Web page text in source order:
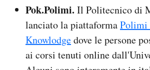
Pok.Polimi. Il Politecnico di
lanciato la piattaformaPolimi
Knowlodgedove le persone
ai corsi tenuti online